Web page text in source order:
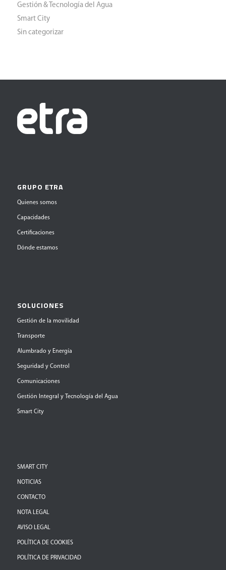
Gestión & Tecnología del Agua
Smart City
Sin categorizar
GRUPO ETRA
Quienes somos
Capacidades
Certificaciones
Dónde estamos
SOLUCIONES
Gestión de la movilidad
Transporte
Alumbrado y Energía
Seguridad y Control
Comunicaciones
Gestión Integral y Tecnología del Agua
Smart City
SMART CITY
NOTICIAS
CONTACTO
NOTA LEGAL
AVISO LEGAL
POLÍTICA DE COOKIES
POLÍTICA DE PRIVACIDAD